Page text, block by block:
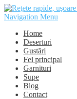
Navigation Menu
Home
Deserturi
Gustări
Fel principal
Garnituri
Supe
Blog
Contact